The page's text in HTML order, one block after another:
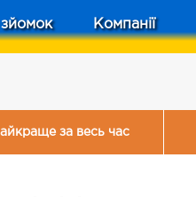
Компанії
за весь час